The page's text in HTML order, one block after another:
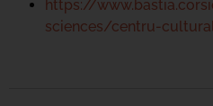
https://
sciences/centru-